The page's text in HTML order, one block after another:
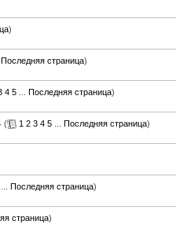
)
Последняя страница)
4 5 Последняя страница)
( 1 2 3 4 5 Последняя страница)
Последняя страница)
страница)